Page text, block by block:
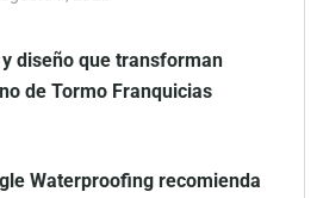
diseño que transforman
de Tormo Franquicias
Waterproofing recomienda